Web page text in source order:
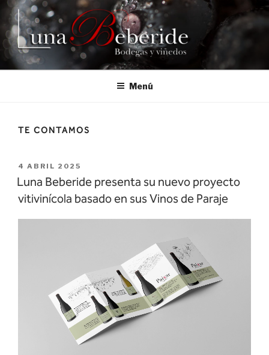
Saltar
contenido
Menú
TE CONTAMOS
PUBLICADO
EL
4 ABRIL 2025
Luna Beberide presenta su nuevo proyecto
vitivinícola basado en sus Vinos de Paraje